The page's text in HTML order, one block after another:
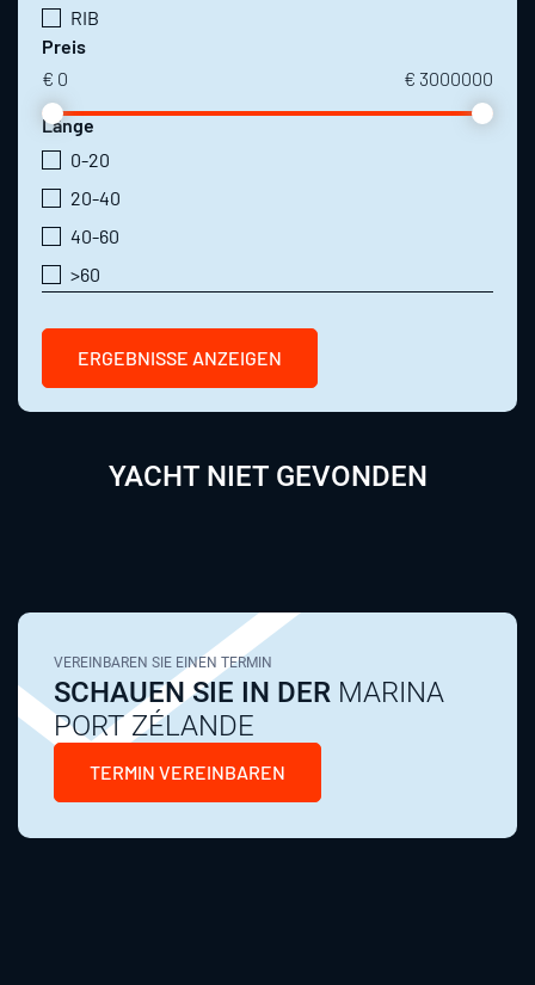
RIB
Preis
€ 0 € 3000000
Länge
0-20
20-40
40-60
>60
ERGEBNISSE ANZEIGEN
YACHT NIET GEVONDEN
VEREINBAREN SIE EINEN TERMIN
SCHAUEN SIE IN DER MARINA
PORT ZÉLANDE
TERMIN VEREINBAREN